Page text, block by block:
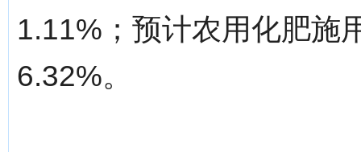
1.11%；预计农用化肥施
6.32%。